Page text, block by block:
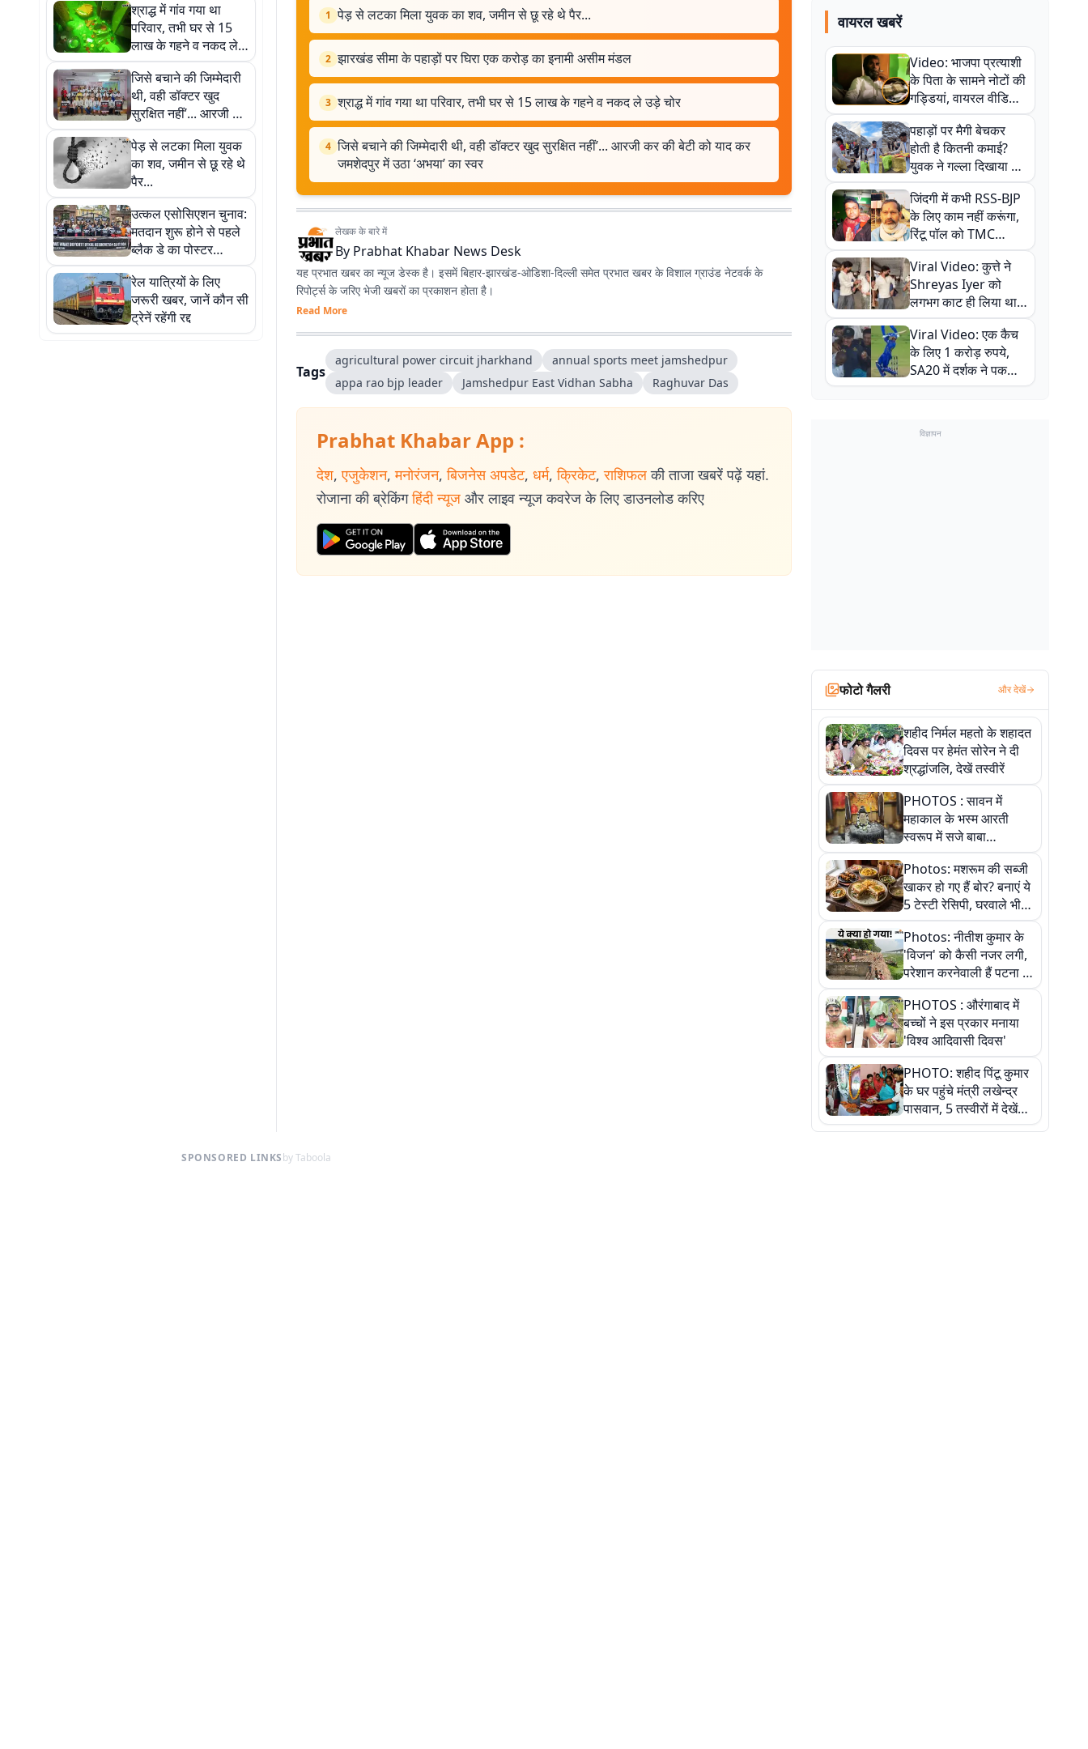
श्राद्ध में गांव गया था
परिवार, तभी घर से 15
लाख के गहने व नकद ले
उड़े चोर
जिसे बचाने की जिम्मेदारी
थी, वही डॉक्टर खुद
सुरक्षित नहीं’... आरजी कर
की बेटी को याद कर
जमशेदपुर में उठा ‘अभया’
का स्वर
पेड़ से लटका मिला युवक
का शव, जमीन से छू रहे थे
पैर...
उत्कल एसोसिएशन चुनाव:
मतदान शुरू होने से पहले
ब्लैक डे का पोस्टर
लगाकर विपक्ष ने किया
विरोध
रेल यात्रियों के लिए
जरूरी खबर, जानें कौन सी
ट्रेनें रहेंगी रद्द
1 पेड़ से लटका मिला युवक का शव, जमीन से छू रहे थे पैर...
2 झारखंड सीमा के पहाड़ों पर घिरा एक करोड़ का इनामी असीम मंडल
3 श्राद्ध में गांव गया था परिवार, तभी घर से 15 लाख के गहने व नकद ले उड़े चोर
4 जिसे बचाने की जिम्मेदारी थी, वही डॉक्टर खुद सुरक्षित नहीं’... आरजी कर की बेटी को याद कर
जमशेदपुर में उठा ‘अभया’ का स्वर
लेखक के बारे में
By Prabhat Khabar News Desk
यह प्रभात खबर का न्यूज डेस्क है। इसमें बिहार-झारखंड-ओडिशा-दिल्‍ली समेत प्रभात खबर के विशाल ग्राउंड नेटवर्क के
रिपोर्ट्स के जरिए भेजी खबरों का प्रकाशन होता है।
Read More
Tags
agricultural power circuit jharkhand
annual sports meet jamshedpur
appa rao bjp leader
Jamshedpur East Vidhan Sabha Raghuvar Das
Prabhat Khabar App :
देश, एजुकेशन, मनोरंजन, बिजनेस अपडेट, धर्म, क्रिकेट, राशिफल की ताजा खबरें पढ़ें यहां.
रोजाना की ब्रेकिंग हिंदी न्यूज और लाइव न्यूज कवरेज के लिए डाउनलोड करिए
वायरल खबरें
Video: भाजपा प्रत्याशी
के पिता के सामने नोटों की
गड्डियां, वायरल वीडियो
से राजनीति में उबाल,
अजित महतो बोले- TMC
की गंदी चाल
पहाड़ों पर मैगी बेचकर
होती है कितनी कमाई?
युवक ने गल्ला दिखाया तो
नौकरी वालों के खड़े हो गए
कान
जिंदगी में कभी RSS-BJP
के लिए काम नहीं करूंगा,
रिंटू पॉल को TMC
ऑफिस में ले जाकर पीटा,
Video वायरल
Viral Video: कुत्ते ने
Shreyas Iyer को
लगभग काट ही लिया था,
न्यूजीलैंड सीरीज से पहले
बाल-बाल बचे
Viral Video: एक कैच
के लिए 1 करोड़ रुपये,
SA20 में दर्शक ने पकड़ा
एक हाथ से गजब का कैच
विज्ञापन
फोटो गैलरी और देखें
शहीद निर्मल महतो के शहादत
दिवस पर हेमंत सोरेन ने दी
श्रद्धांजलि, देखें तस्वीरें
PHOTOS : सावन में
महाकाल के भस्म आरती
स्वरूप में सजे बाबा
औघड़दानी, तस्वीरों में करें
अद्भुत दर्शन
Photos: मशरूम की सब्जी
खाकर हो गए हैं बोर? बनाएं ये
5 टेस्टी रेसिपी, घरवाले भी
मांगेंगे बार-बार
Photos: नीतीश कुमार के
'विजन' को कैसी नजर लगी,
परेशान करनेवाली हैं पटना में
गंगा घाट की ये 11 तस्वीरें
PHOTOS : औरंगाबाद में
बच्चों ने इस प्रकार मनाया
'विश्व आदिवासी दिवस'
PHOTO: शहीद पिंटू कुमार
के घर पहुंचे मंत्री लखेन्द्र
पासवान, 5 तस्वीरों में देखें
उस भावुक पल की पूरी
SPONSORED LINKSby Taboola